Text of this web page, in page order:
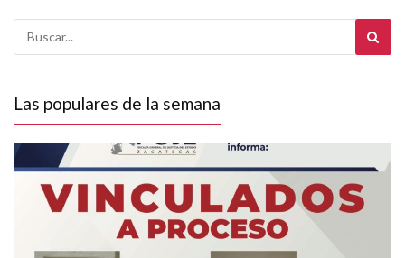
Las populares de la semana